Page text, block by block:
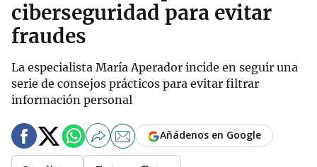
ciberseguridad para evitar
fraudes
La especialista María Aperador incide en seguir una
serie de consejos prácticos para evitar filtrar
información personal
Añádenos en Google